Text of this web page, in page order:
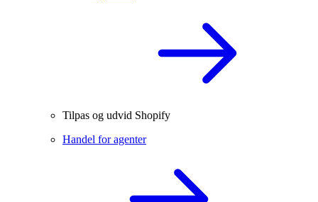
Tilpas og udvid Shopify
Handel for agenter